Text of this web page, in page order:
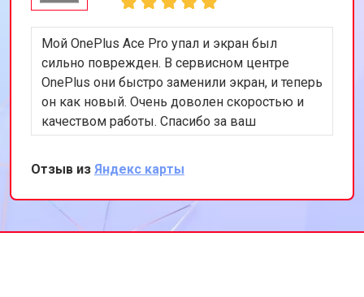
Мой OnePlus Ace Pro упал и экран был
сильно поврежден. В сервисном центре
OnePlus они быстро заменили экран, и теперь
он как новый. Очень доволен скоростью и
качеством работы. Спасибо за ваш
профессионализм!
Отзыв из Яндекс карты